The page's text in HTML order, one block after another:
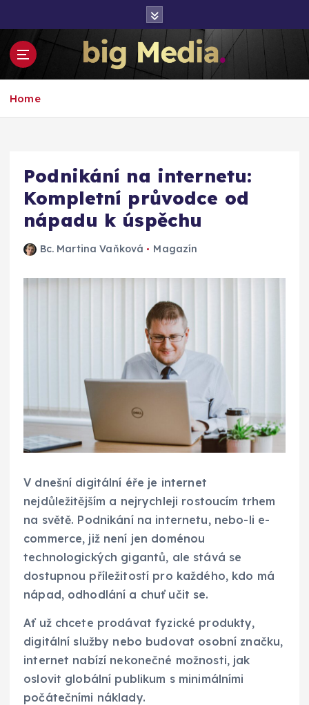
o
Inspirace pro mediální růst a podnikání
Home
Podnikání na internetu:
Kompletní průvodce od
nápadu k úspěchu
Bc. Martina Vaňková Magazín
V dnešní digitální éře je internet
nejdůležitějším a nejrychleji rostoucím trhem
na světě. Podnikání na internetu, nebo-li e-
commerce, již není jen doménou
technologických gigantů, ale stává se
dostupnou příležitostí pro každého, kdo má
nápad, odhodlání a chuť učit se.
Ať už chcete prodávat fyzické produkty,
digitální služby nebo budovat osobní značku,
internet nabízí nekonečné možnosti, jak
oslovit globální publikum s minimálními
počátečními náklady.